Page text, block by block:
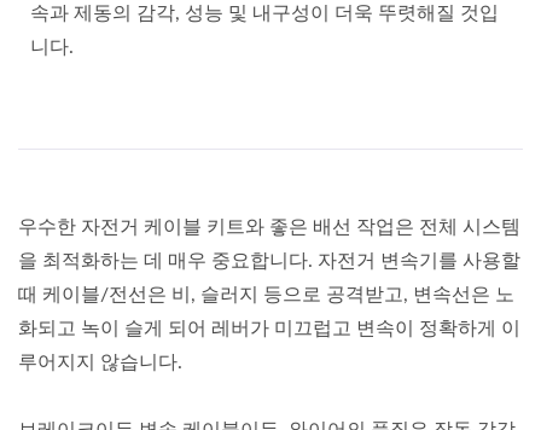
속과 제동의 감각, 성능 및 내구성이 더욱 뚜렷해질 것입
니다.
우수한 자전거 케이블 키트와 좋은 배선 작업은 전체 시스템
을 최적화하는 데 매우 중요합니다. 자전거 변속기를 사용할
때 케이블/전선은 비, 슬러지 등으로 공격받고, 변속선은 노
화되고 녹이 슬게 되어 레버가 미끄럽고 변속이 정확하게 이
루어지지 않습니다.